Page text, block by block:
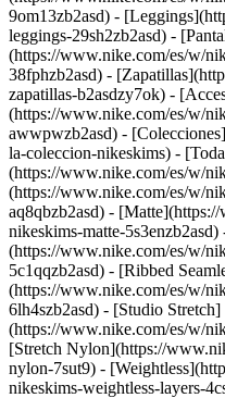
9om13zb2asd) -
leggings-29sh2zb2asd) -
(https://www.nike.com/es/w/
38fphzb2asd) -
zapatillas-b2asdzy7ok) -
(https://www.nike.com/es/w/
awwpwzb2asd) -
la-coleccion-nikeskims) -
(https://www.nike.com/es/w/
(https://www.nike.com/es/w/
aq8qbzb2asd) -
nikeskims-matte-
(https://www.nike.com/es/w/
5c1qqzb2asd) - [Ribbed
(https://www.nike.com/es/w/
6lh4szb2asd) - [Studio Stretch]
(https://www.nike.com/es/w/
[Stretch Nylon](https://
nylon-7sut9) -
nikeskims-weightless-layers-